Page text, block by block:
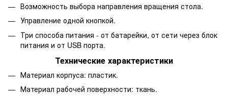
Возможность выбора направления вращения стола.
Управление одной кнопкой.
Три способа питания - от батарейки, от сети через блок
питания и от USB порта.
Технические характеристики
Материал корпуса: пластик.
Материал рабочей поверхности: ткань.